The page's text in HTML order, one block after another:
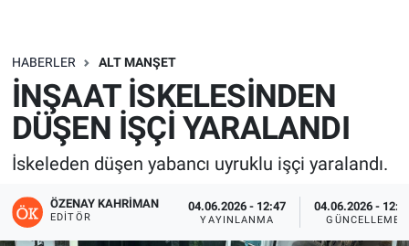
HABERLER ALT MANŞET
İNŞAAT İSKELESİNDEN
DÜŞEN İŞÇİ YARALANDI
İskeleden düşen yabancı uyruklu işçi yaralandı.
ÖZENAY KAHRIMAN
EDITÖR
04.06.2026 - 12:47
YAYINLANMA
04.06.2026 -
GÜNCELLEME